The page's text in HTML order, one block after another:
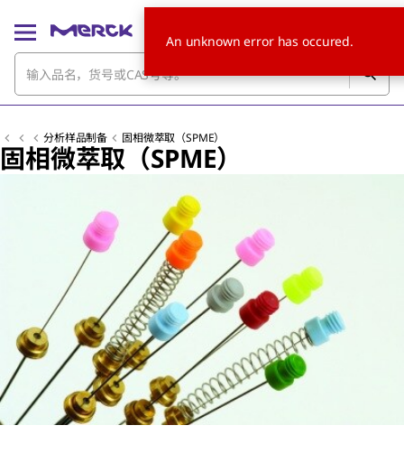
分析样品制备 固相微萃取（SPME）
固相微萃取（SPME）
An unknown error has occured.